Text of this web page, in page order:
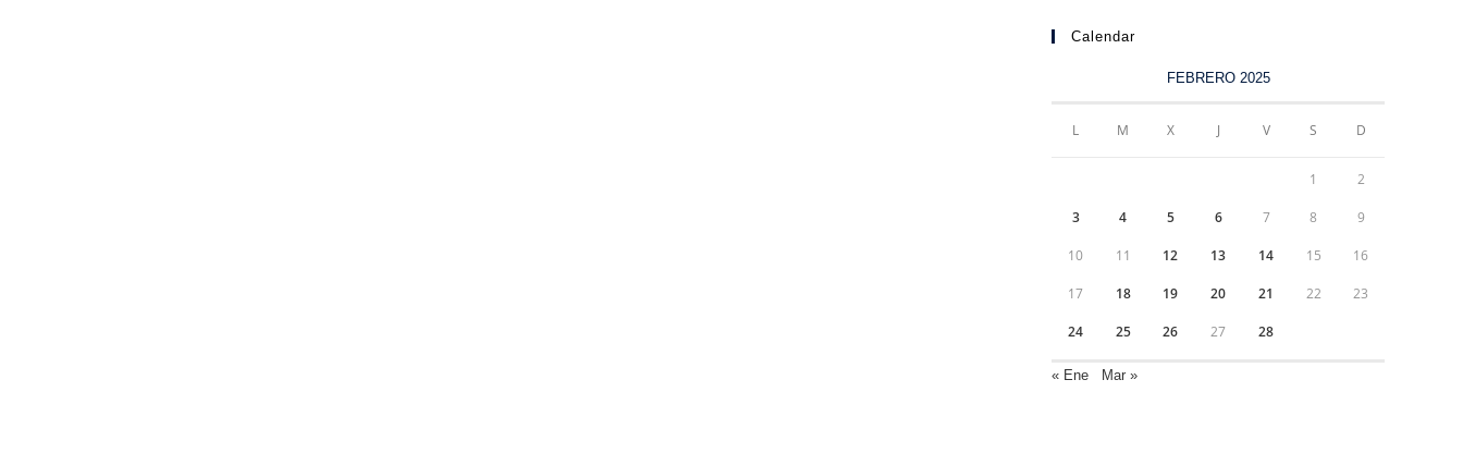
Calendar
FEBRERO 2025
L M X J V S D
1 2
3 4 5 6 7 8 9
10 11 12 13 14 15 16
17 18 19 20 21 22 23
24 25 26 27 28
« Ene Mar »